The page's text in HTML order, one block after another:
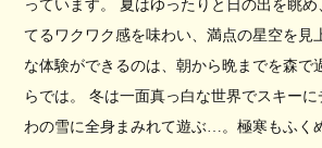
っています。 夏はゆったりと日の出を眺
てるワクワク感を味わい、満点の星空を
な体験ができるのは、朝から晩までを森で
らでは。 冬は一面真っ白な世界でスキー
わの雪に全身まみれて遊ぶ…。極寒もふく